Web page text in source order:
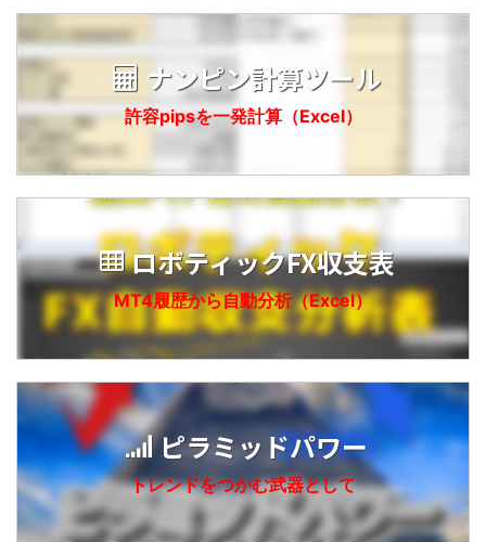
ナンピン計算ツール
許容pipsを一発計算（Excel）
ロボティックFX収支表
MT4履歴から自動分析（Excel）
ピラミッドパワー
トレンドをつかむ武器として